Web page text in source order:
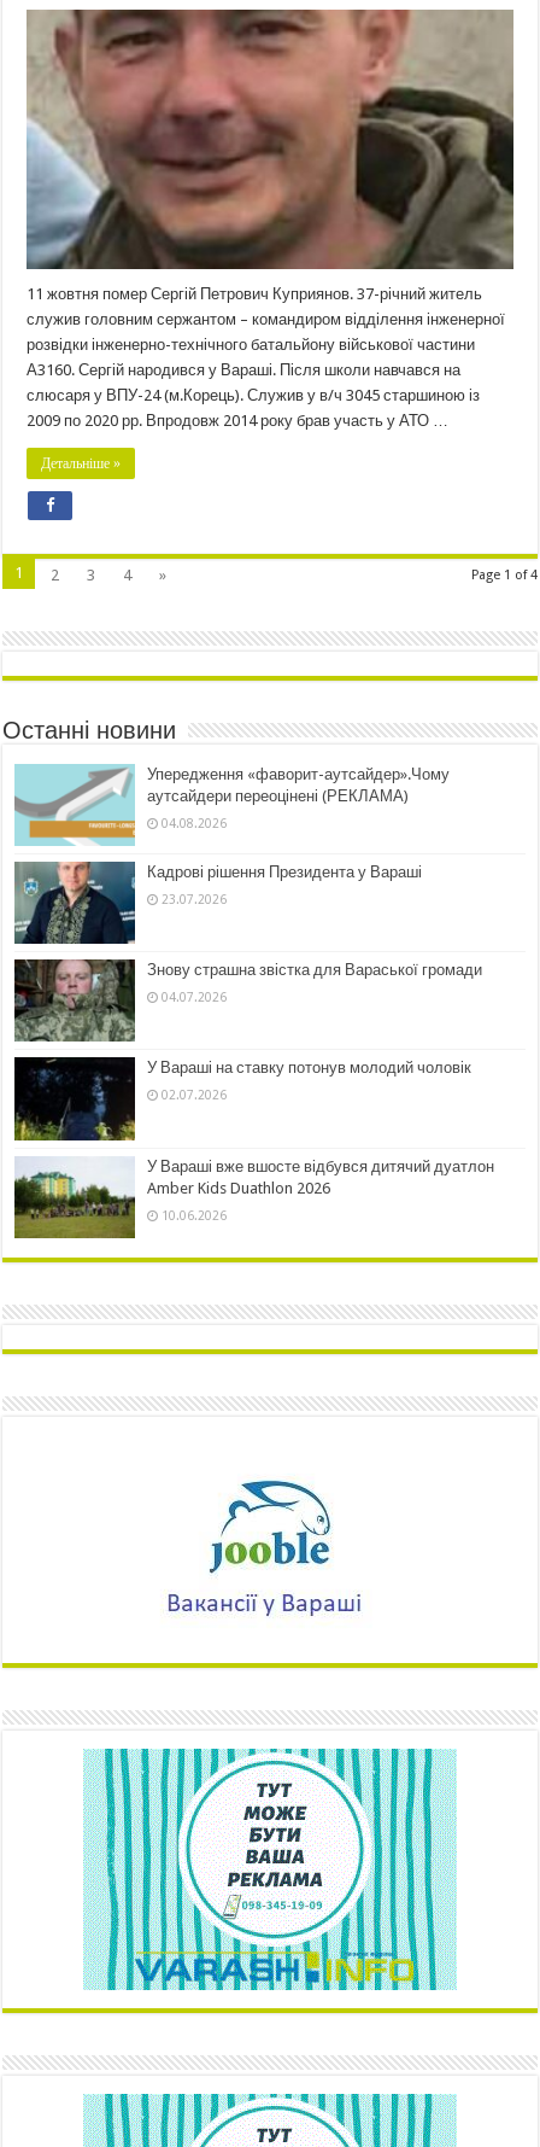
11 жовтня помер Сергій Петрович Куприянов. 37-річний житель
служив головним сержантом – командиром відділення інженерної
розвідки інженерно-технічного батальйону військової частини
А3160. Сергій народився у Вараші. Після школи навчався на
слюсаря у ВПУ-24 (м.Корець). Служив у в/ч 3045 старшиною із
2009 по 2020 рр. Впродовж 2014 року брав участь у АТО …
Детальніше »
Page 1 of 4
1 2 3 4 »
Останні новини
Упередження «фаворит-аутсайдер».Чому
аутсайдери переоцінені (РЕКЛАМА)
04.08.2026
Кадрові рішення Президента у Вараші
23.07.2026
Знову страшна звістка для Вараської громади
04.07.2026
У Вараші на ставку потонув молодий чоловік
02.07.2026
У Вараші вже вшосте відбувся дитячий дуатлон
Amber Kids Duathlon 2026
10.06.2026